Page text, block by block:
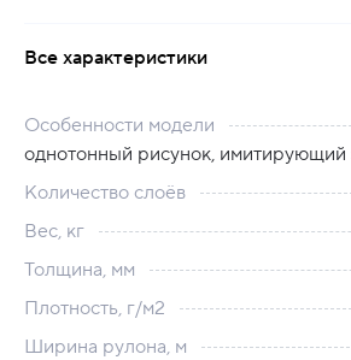
Все характеристики
Особенности модели
однотонный рисунок, имитирующий
Количество слоёв
Вес, кг
Толщина, мм
Плотность, г/м2
Ширина рулона, м